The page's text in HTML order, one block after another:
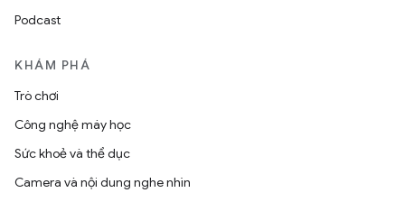
Podcast
KHÁM PHÁ
Trò chơi
Công nghệ máy học
Sức khoẻ và thể dục
Camera và nội dung nghe nhìn